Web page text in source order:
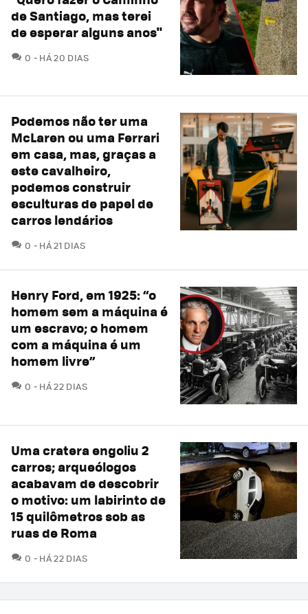
de Santiago, mas terei
de esperar alguns anos"
0 COMENTÁRIOS
HÁ 20 DIAS
Podemos não ter uma
McLaren ou uma Ferrari
em casa, mas, graças a
este cavalheiro,
podemos construir
esculturas de papel de
carros lendários
0 COMENTÁRIOS
HÁ 21 DIAS
Henry Ford, em 1925: “o
homem sem a máquina é
um escravo; o homem
com a máquina é um
homem livre”
0 COMENTÁRIOS
HÁ 22 DIAS
Uma cratera engoliu 2
carros; arqueólogos
acabavam de descobrir
o motivo: um labirinto de
15 quilômetros sob as
ruas de Roma
0 COMENTÁRIOS
HÁ 22 DIAS